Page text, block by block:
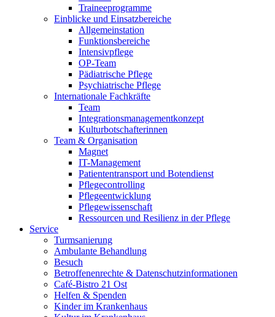
Traineeprogramme
Einblicke und Einsatzbereiche
Allgemeinstation
Funktionsbereiche
Intensivpflege
OP-Team
Pädiatrische Pflege
Psychiatrische Pflege
Internationale Fachkräfte
Team
Integrationsmanagementkonzept
Kulturbotschafterinnen
Team & Organisation
Magnet
IT-Management
Patiententransport und Botendienst
Pflegecontrolling
Pflegeentwicklung
Pflegewissenschaft
Ressourcen und Resilienz in der Pflege
Service
Turmsanierung
Ambulante Behandlung
Besuch
Betroffenenrechte & Datenschutzinformationen
Café-Bistro 21 Ost
Helfen & Spenden
Kinder im Krankenhaus